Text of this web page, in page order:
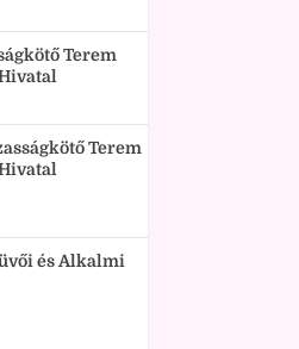
Terem
Terem
és Alkalmi